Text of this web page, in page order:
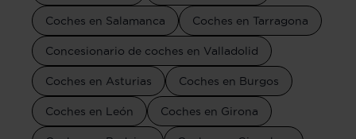
Coches en Salamanca Coches en Tarragona
Concesionario de coches en Valladolid
Coches en Asturias Coches en Burgos
Coches en León Coches en Girona